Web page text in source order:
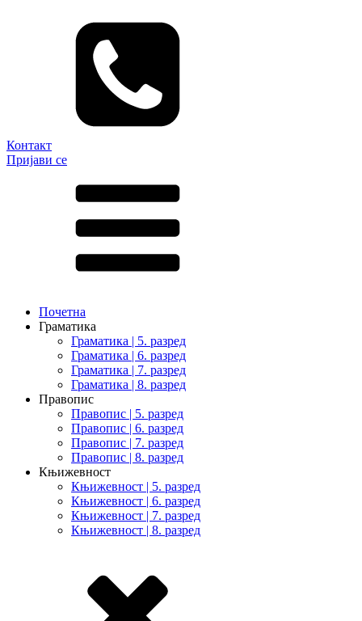
Контакт
Пријави се
Почетна
Граматика
Граматика | 5. разред
Граматика | 6. разред
Граматика | 7. разред
Граматика | 8. разред
Правопис
Правопис | 5. разред
Правопис | 6. разред
Правопис | 7. разред
Правопис | 8. разред
Књижевност
Књижевност | 5. разред
Књижевност | 6. разред
Књижевност | 7. разред
Књижевност | 8. разред